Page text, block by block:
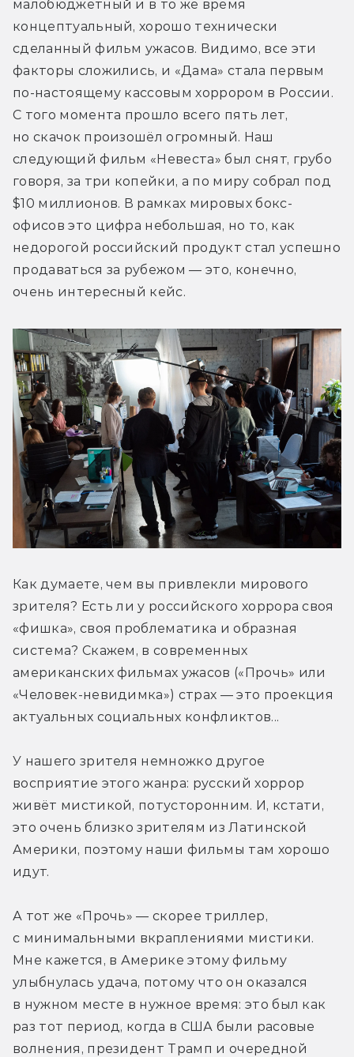
малобюджетный и в то же время
концептуальный, хорошо технически
сделанный фильм ужасов. Видимо, все эти
факторы сложились, и «Дама» стала первым
по-настоящему кассовым хоррором в России.
С того момента прошло всего пять лет,
но скачок произошёл огромный. Наш
следующий фильм «Невеста» был снят, грубо
говоря, за три копейки, а по миру собрал под
$10 миллионов. В рамках мировых бокс-
офисов это цифра небольшая, но то, как
недорогой российский продукт стал успешно
продаваться за рубежом — это, конечно,
очень интересный кейс.
Как думаете, чем вы привлекли мирового
зрителя? Есть ли у российского хоррора своя
«фишка», своя проблематика и образная
система? Скажем, в современных
американских фильмах ужасов («Прочь» или
«Человек-невидимка») страх — это проекция
актуальных социальных конфликтов...
У нашего зрителя немножко другое
восприятие этого жанра: русский хоррор
живёт мистикой, потусторонним. И, кстати,
это очень близко зрителям из Латинской
Америки, поэтому наши фильмы там хорошо
идут.
А тот же «Прочь» — скорее триллер,
с минимальными вкраплениями мистики.
Мне кажется, в Америке этому фильму
улыбнулась удача, потому что он оказался
в нужном месте в нужное время: это был как
раз тот период, когда в США были расовые
волнения, президент Трамп и очередной